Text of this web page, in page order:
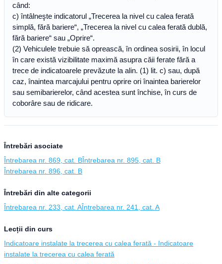
când:
c) întâlneşte indicatorul „Trecerea la nivel cu calea ferată
simplă, fără bariere“, „Trecerea la nivel cu calea ferată dublă,
fără bariere“ sau „Oprire“.
(2) Vehiculele trebuie să oprească, în ordinea sosirii, în locul
în care există vizibilitate maximă asupra căii ferate fără a
trece de indicatoarele prevăzute la alin. (1) lit. c) sau, după
caz, înaintea marcajului pentru oprire ori înaintea barierelor
sau semibarierelor, când acestea sunt închise, în curs de
coborâre sau de ridicare.
Întrebări asociate
Întrebarea nr. 869, cat. BÎntrebarea nr. 895, cat. B
Întrebarea nr. 896, cat. B
Întrebări din alte categorii
Întrebarea nr. 233, cat. AÎntrebarea nr. 241, cat. A
Lecții din curs
Indicatoare instalate la trecerea cu calea ferată - Indicatoare
instalate la trecerea cu calea ferată